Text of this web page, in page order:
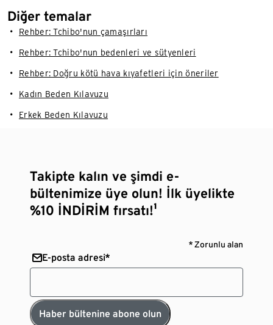
Diğer temalar
Rehber: Tchibo'nun çamaşırları
Rehber: Tchibo'nun bedenleri ve sütyenleri
Rehber: Doğru kötü hava kıyafetleri için öneriler
Kadın Beden Kılavuzu
Erkek Beden Kılavuzu
Takipte kalın ve şimdi e-
bültenimize üye olun! İlk üyelikte
%10 İNDİRİM fırsatı!¹
* Zorunlu alan
E-posta adresi*
Haber bültenine abone olun